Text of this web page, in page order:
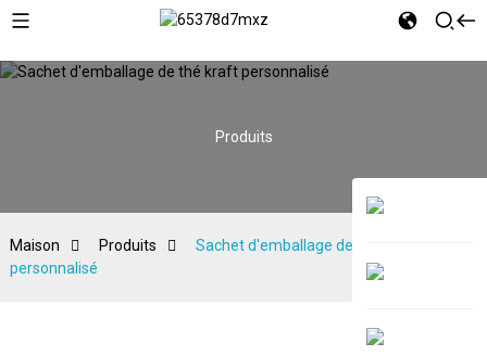
Produits
Maison Produits
Sachet d'emballage de thé kraft
personnalisé